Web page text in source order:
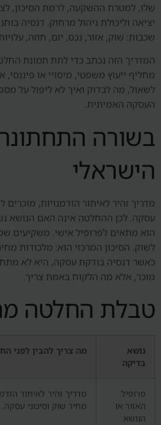
שלו, למטרת ההשקעה, לרמת הסיכון,
יציאה וליכולת ניהול מרחוק. דנסיה
שכבות: שוק, אזור, נכס, יזם, חוזה,
המדריך הזה נכתב כדי לתת תמונת
מחליף ייעוץ משפטי, מיסויי או
לשאול, מה לבדוק ואיך לא ליפול על
העסקה האמיתית.
בשורה
הישראלי
מדריך זהיר לאיתור הזדמנויות, מוכרים
עסקה. לכן ההחלטה אינה האם הנושא
הוא מתאים לפרופיל אישי. משקיעים
לשוק. הסיכון המרכזי הוא: מלכודות
כאשר דנסיה בודקת עסקה, היא לא
מוכר, אלא מה הלקוח באמת צריך.
טבלת החלטה
נושא
בדיקה
מה צריך להבין לפני
פרופיל
האזור או
הנושא
מדריך זהיר לאיתור
מחיר שוק וסיכוני עסקה.